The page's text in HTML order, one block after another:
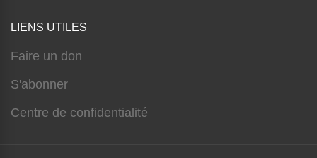
LIENS UTILES
Faire un don
S'abonner
Centre de confidentialité